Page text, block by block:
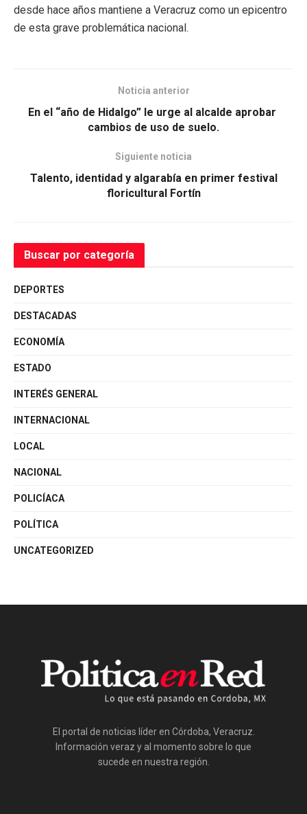
desde hace años mantiene a Veracruz como un epicentro
de esta grave problemática nacional.
Noticia anterior
En el “año de Hidalgo” le urge al alcalde aprobar
cambios de uso de suelo.
Siguiente noticia
Talento, identidad y algarabía en primer festival
floricultural Fortín
Buscar por categoría
DEPORTES
DESTACADAS
ECONOMÍA
ESTADO
INTERÉS GENERAL
INTERNACIONAL
LOCAL
NACIONAL
POLICÍACA
POLÍTICA
UNCATEGORIZED
El portal de noticias líder en Córdoba, Veracruz.
Información veraz y al momento sobre lo que
sucede en nuestra región.